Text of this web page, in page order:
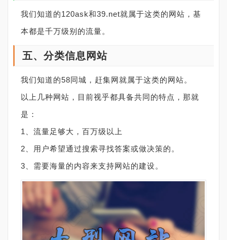
我们知道的120ask和39.net就属于这类的网站，基
本都是千万级别的流量。
五、分类信息网站
我们知道的58同城，赶集网就属于这类的网站。
以上几种网站，目前视乎都具备共同的特点，那就
是：
1、流量足够大，百万级以上
2、用户希望通过搜索寻找答案或做决策的。
3、需要海量的内容来支持网站的建设。